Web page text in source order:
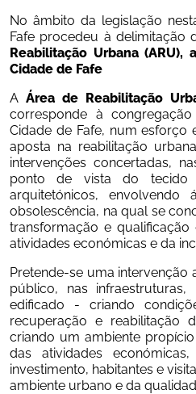
No âmbito da legislação
Fafe procedeu à delimitação
Reabilitação Urbana
Cidade de Fafe
A
corresponde à
Cidade de Fafe, num esforço
aposta na reabilitação
intervenções concertadas,
ponto de vista do tecido
arquitetónicos,
obsolescência, na qual se
transformação e
atividades económicas e da
Pretende-se uma intervenção
público, nas
edificado - criando
recuperação e reabilitação
criando um ambiente
das atividades
investimento, habitantes e
ambiente urbano e da